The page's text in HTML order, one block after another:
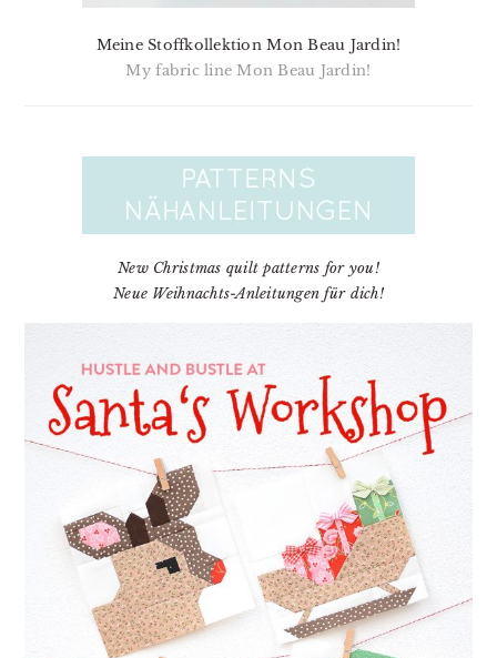
Meine Stoffkollektion Mon Beau Jardin!
My fabric line Mon Beau Jardin!
New Christmas quilt patterns for you!
Neue Weihnachts-Anleitungen für dich!